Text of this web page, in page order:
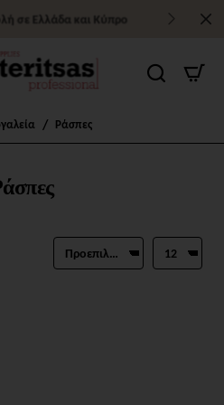
σε Ελλάδα και Κύπρο
Ράσπες